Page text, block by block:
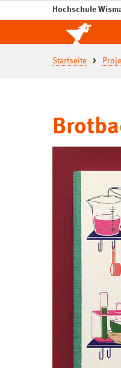
Hochschule
Startseite